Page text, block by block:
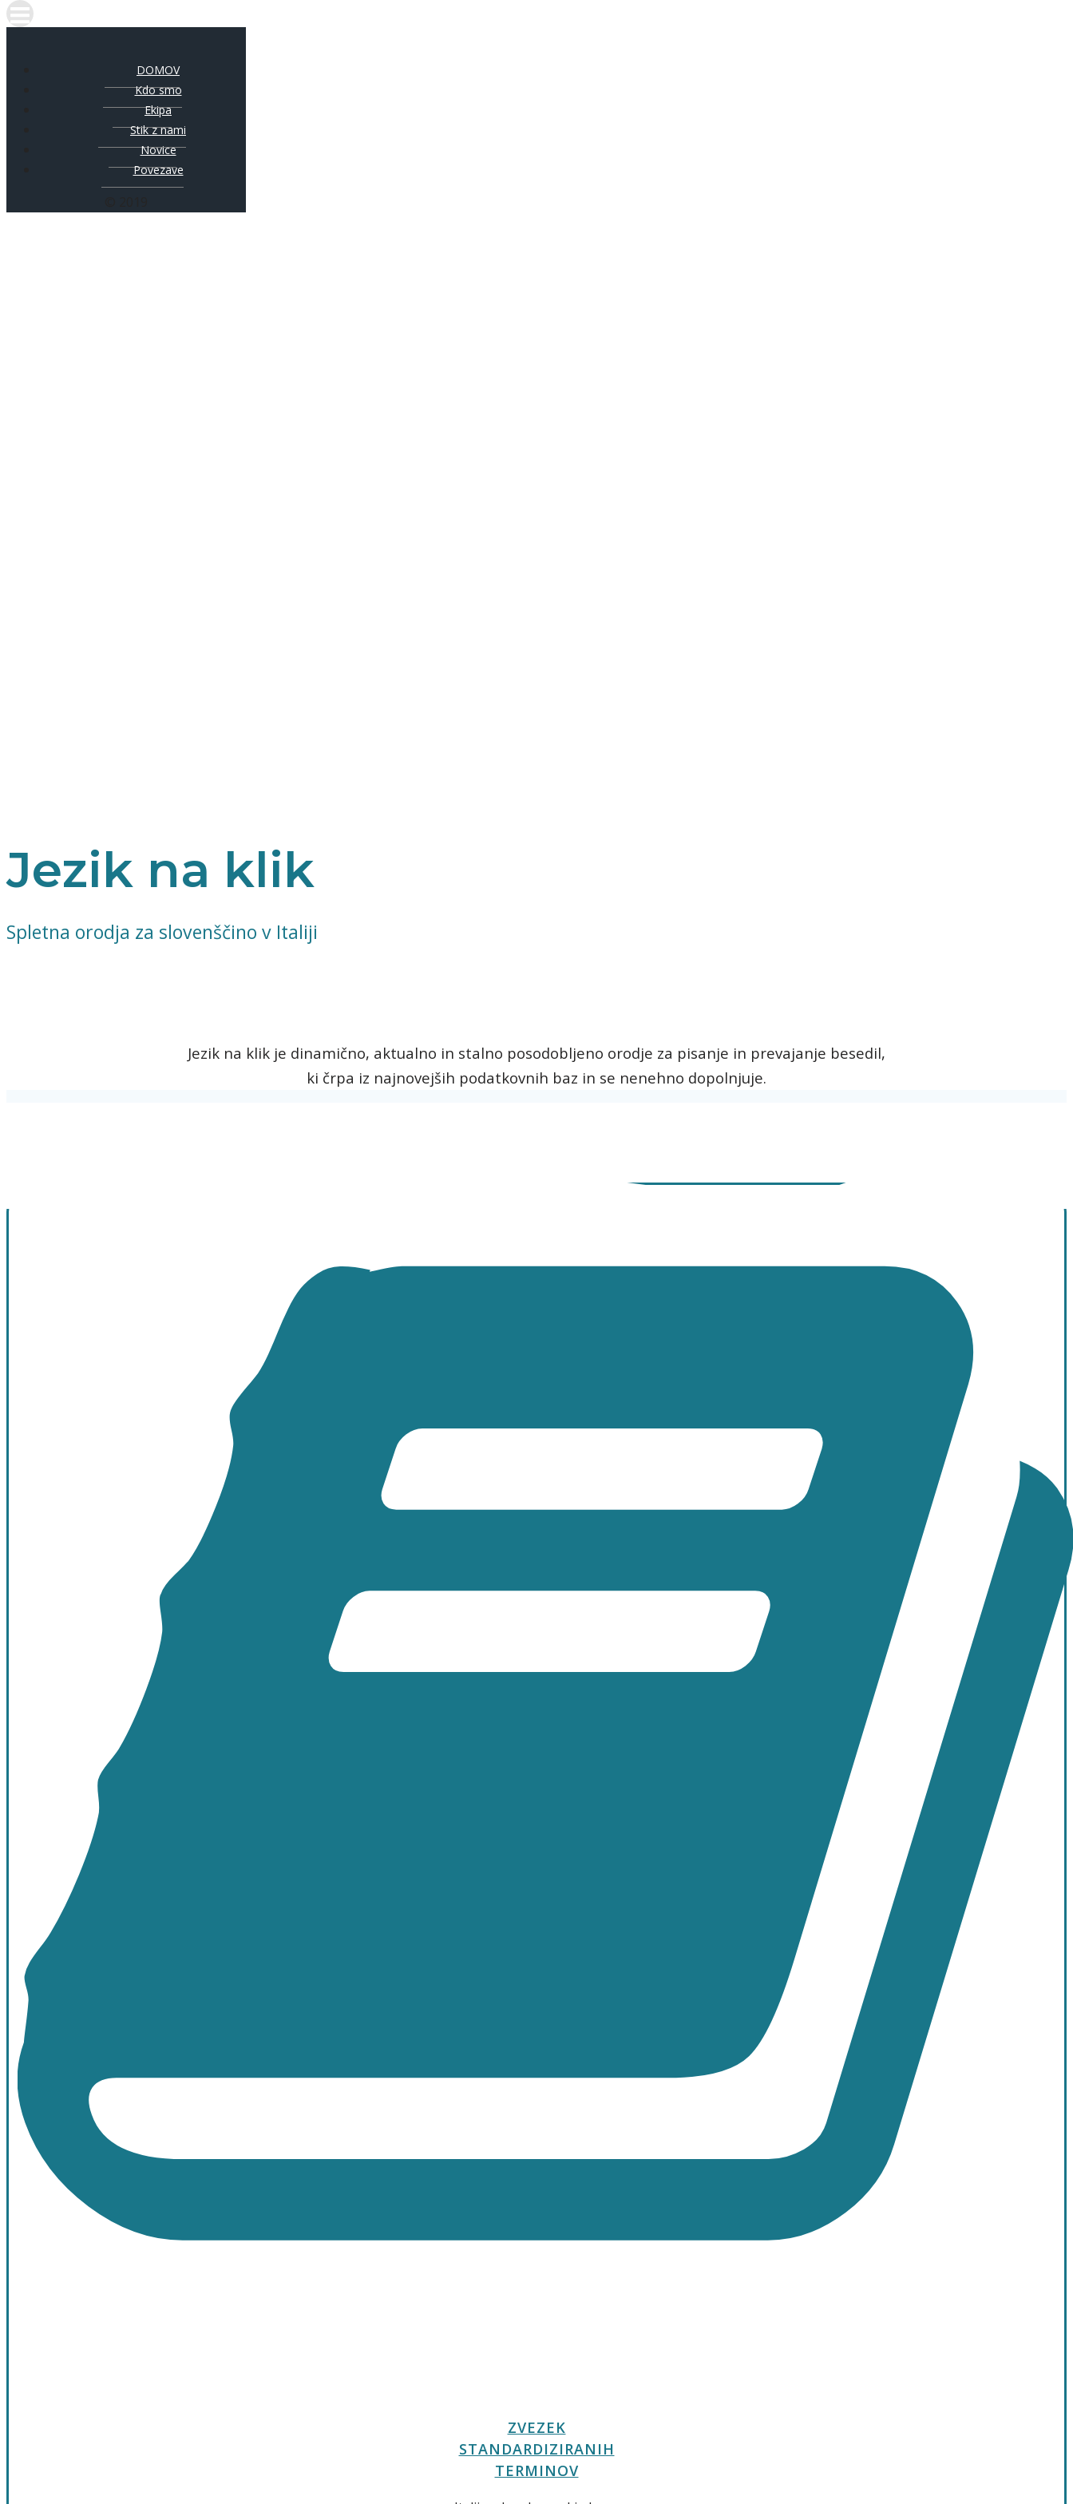
DOMOV
Kdo smo
Ekipa
Stik z nami
Novice
Povezave
Jezik na klik
Spletna orodja za slovenščino v Italiji
Jezik na klik je dinamično, aktualno in stalno posodobljeno orodje za pisanje in prevajanje besedil,
ki črpa iz najnovejših podatkovnih baz in se nenehno dopolnjuje.
ZVEZEK
STANDARDIZIRANIH
TERMINOV